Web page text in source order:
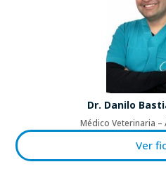
Dr. Danilo
Médico Veterinaria
Ver